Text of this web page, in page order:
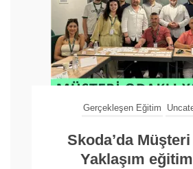
Gerçekleşen Eğitim
Skoda’da Müşteri
Yaklaşım